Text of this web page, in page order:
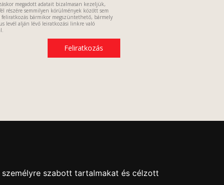
szabott tartalmakat és célzott
megadott adatait bizalmasan kezeljük,
részére semmilyen körülmények között sem
bármikor megszüntethető, bármely
levél alján lévő leiratkozási linkre való